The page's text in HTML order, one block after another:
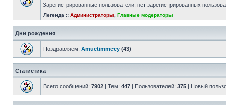
Зарегистрированные пользователи: нет зарегистрированных
Легенда :: Администраторы Главные модераторы
Дни рождения
Поздравляем: Amuctimmecy (43)
Статистика
Всего сообщений: 7902 | Тем: 447 | Пользователей: 375 | Новый